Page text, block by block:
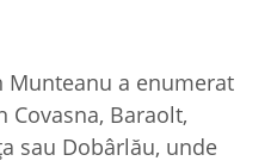
Munteanu a enumerat
Baraolt,
sau Dobârlău, unde